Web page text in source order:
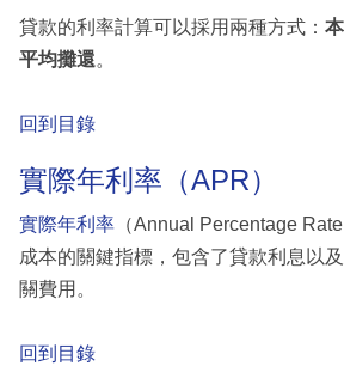
貸款的利率計算可以採用兩種方式：
平均攤還。
回到目錄
實際年利率（APR）
實際年利率 （Annual Percentage
成本的關鍵指標，包含了貸款利息以
關費用。
回到目錄